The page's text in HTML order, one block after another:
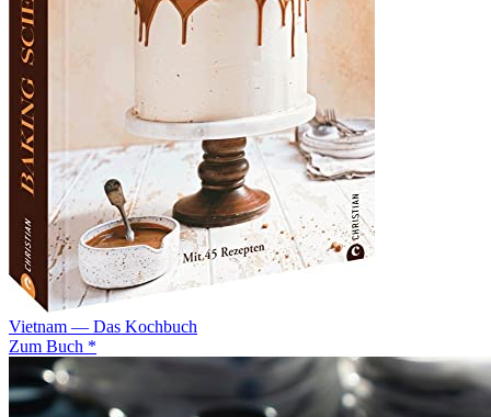
Vietnam — Das Kochbuch
Zum Buch *